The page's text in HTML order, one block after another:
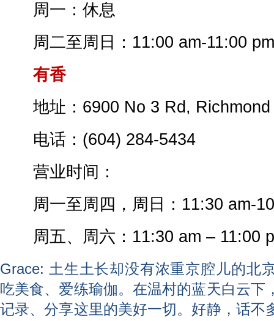
周一：休息
周二至周日：11:00 am-11:00 pm
有香
地址：6900 No 3 Rd, Richmond
电话：(604) 284-5434
营业时间：
周一至周四，周日：11:30 am-
周五、周六：11:30 am – 11:00
Grace: 土生土长却没有浓重京腔儿的北
吃美食、爱练瑜伽。在温村的蓝天白云下
记录、分享这里的美好一切。好静，话不